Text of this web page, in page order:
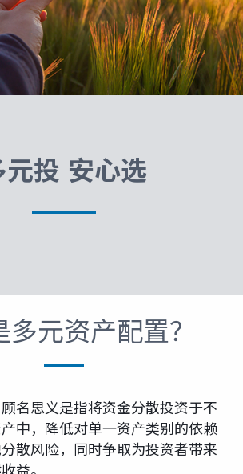
元投 安心选
多元资产配置？
名思义是指将资金分散投资于不
中，降低对单一资产类别的依赖
散风险，同时争取为投资者带来